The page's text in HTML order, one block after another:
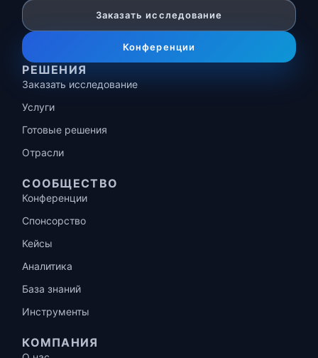
Заказать исследование
Конференции
РЕШЕНИЯ
Заказать исследование
Услуги
Готовые решения
Отрасли
СООБЩЕСТВО
Конференции
Спонсорство
Кейсы
Аналитика
База знаний
Инструменты
КОМПАНИЯ